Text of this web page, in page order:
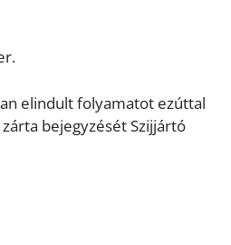
elindult folyamatot ezúttal
bejegyzését Szijjártó